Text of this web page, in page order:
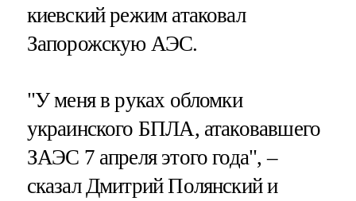
киевский режим атаковал
Запорожскую АЭС.
"У меня в руках обломки
украинского БПЛА, атаковавшего
ЗАЭС 7 апреля этого года", –
сказал Дмитрий Полянский и